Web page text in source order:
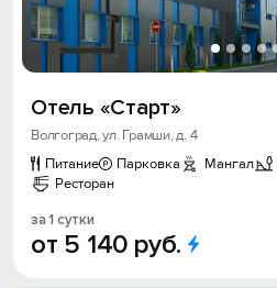
Отель «Старт»
Волгоград, ул. Грамши, д. 4
Питание
Парковка Мангал
Ресторан
за 1 сутки
от 5 140 руб.